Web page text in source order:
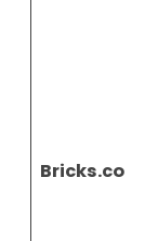
Bricks.co